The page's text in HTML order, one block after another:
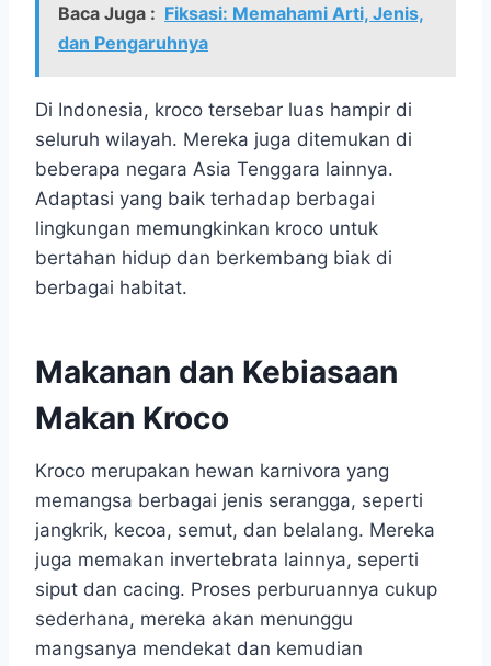
Baca Juga : Fiksasi: Memahami Arti, Jenis,
dan Pengaruhnya
Di Indonesia, kroco tersebar luas hampir di
seluruh wilayah. Mereka juga ditemukan di
beberapa negara Asia Tenggara lainnya.
Adaptasi yang baik terhadap berbagai
lingkungan memungkinkan kroco untuk
bertahan hidup dan berkembang biak di
berbagai habitat.
Makanan dan Kebiasaan
Makan Kroco
Kroco merupakan hewan karnivora yang
memangsa berbagai jenis serangga, seperti
jangkrik, kecoa, semut, dan belalang. Mereka
juga memakan invertebrata lainnya, seperti
siput dan cacing. Proses perburuannya cukup
sederhana, mereka akan menunggu
mangsanya mendekat dan kemudian